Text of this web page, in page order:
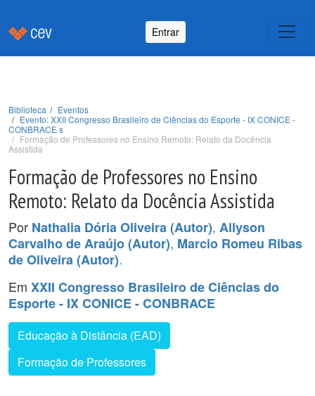
Entrar
Biblioteca
Eventos
Evento: XXII Congresso Brasileiro de Ciências do Esporte - IX CONICE -
CONBRACE s
Formação de Professores no Ensino Remoto: Relato da Docência
Assistida
Formação de Professores no Ensino
Remoto: Relato da Docência Assistida
Por Nathalia Dória Oliveira (Autor), Allyson
Carvalho de Araújo (Autor), Marcio Romeu Ribas
de Oliveira (Autor).
Em XXII Congresso Brasileiro de Ciências do
Esporte - IX CONICE - CONBRACE
Educação à Distância (EAD)
Formação de Professores